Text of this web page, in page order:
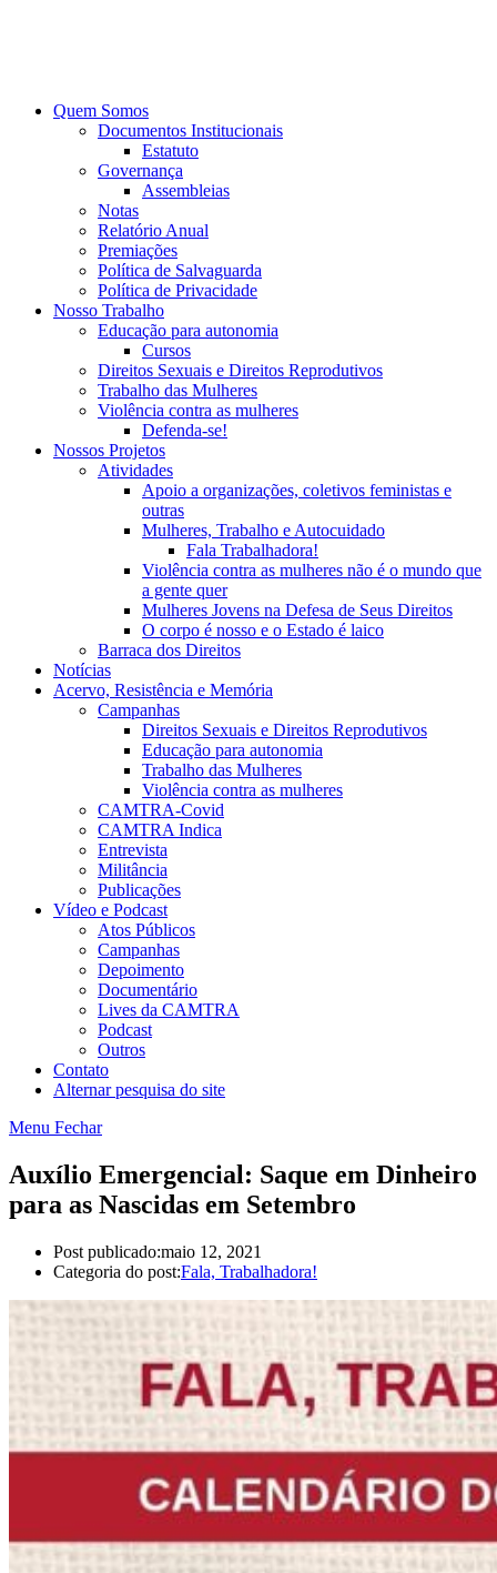
Quem Somos
Documentos Institucionais
Estatuto
Governança
Assembleias
Notas
Relatório Anual
Premiações
Política de Salvaguarda
Política de Privacidade
Nosso Trabalho
Educação para autonomia
Cursos
Direitos Sexuais e Direitos Reprodutivos
Trabalho das Mulheres
Violência contra as mulheres
Defenda-se!
Nossos Projetos
Atividades
Apoio a organizações, coletivos feministas e
outras
Mulheres, Trabalho e Autocuidado
Fala Trabalhadora!
Violência contra as mulheres não é o mundo que
a gente quer
Mulheres Jovens na Defesa de Seus Direitos
O corpo é nosso e o Estado é laico
Barraca dos Direitos
Notícias
Acervo, Resistência e Memória
Campanhas
Direitos Sexuais e Direitos Reprodutivos
Educação para autonomia
Trabalho das Mulheres
Violência contra as mulheres
CAMTRA-Covid
CAMTRA Indica
Entrevista
Militância
Publicações
Vídeo e Podcast
Atos Públicos
Campanhas
Depoimento
Documentário
Lives da CAMTRA
Podcast
Outros
Contato
Alternar pesquisa do site
Menu Fechar
Auxílio Emergencial: Saque em Dinheiro
para as Nascidas em Setembro
Post publicado:maio 12, 2021
Categoria do post:Fala, Trabalhadora!